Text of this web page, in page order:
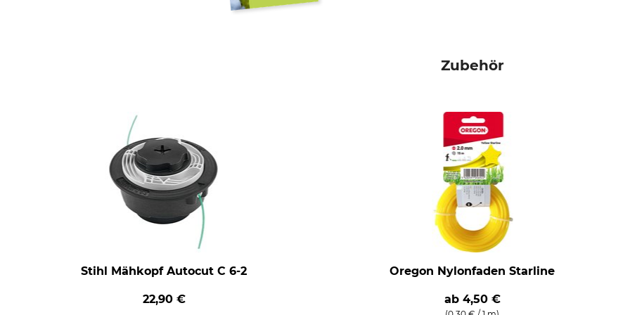
Zubehör
Stihl Mähkopf Autocut C 6-2
22,90 €
Oregon Nylonfaden Starline
ab 4,50 €